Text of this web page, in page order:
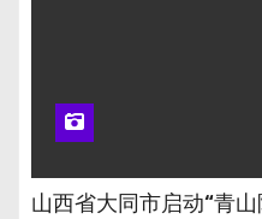
山西省大同市启动“青